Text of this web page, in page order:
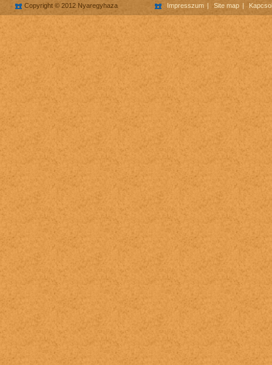
Copyright © 2012 Nyaregyhaza Impresszum Site map